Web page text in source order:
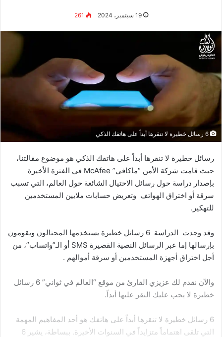
19 سبتمبر، 2024 261
رسائل خطيرة لا تنقرها أبداً على هاتفك الذكي هو موضوع مقالتنا،
حيث قامت شركة الأمن “ماكافي” McAfee في الفترة الأخيرة
بإصدار دراسة حول رسائل الاحتيال الشائعة حول العالم، التي تسبب
سرقة أو اختراق الهواتف وتعريض حسابات ملايين المستخدمين
للتهكير.
وقد وجدت الدراسة 6 رسائل خطيرة يستخدمها المحتالون ويقومون
بإرسالها إما عبر الرسائل النصية القصيرة SMS أو الـ”واتساب”، من
أجل اختراق أجهزة المستخدمين أو سرقة أموالهم .
والآن نقدم لك عزيزي القارئ من موقع “العالم في ثواني” 6 رسائل
خطيرة لا يجب عليك النقر عليها أبداً.
6 رسائل خطيرة لا تنقرها أبداً على هاتفك هو أحد المفاهيم المهمة
التي تلقى اهتماماً متزايداً في السنوات الأخيرة. ببساطة، يشير 6